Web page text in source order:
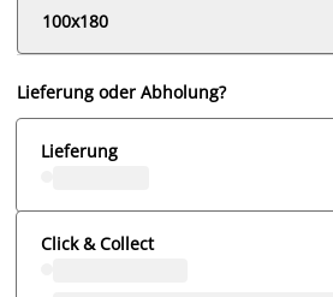
100x180
Lieferung oder Abholung?
Lieferung
Click & Collect